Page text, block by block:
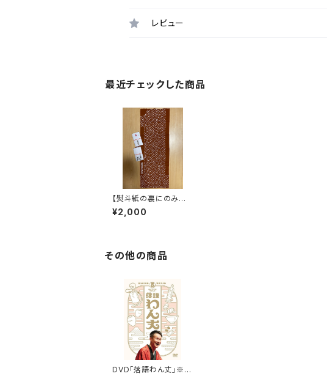
レビュー
最近チェックした商品
【熨斗紙の裏にのみサ
イン・送料込】三遊亭わ
ん丈の手ぬぐい 令和4
¥2,000
その他の商品
DVD「落語わん丈」※送